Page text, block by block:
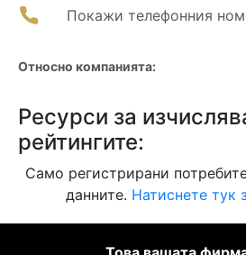
Покажи телефонния
Относно компанията:
Ресурси за
рейтингите:
Само регистрирани
данните. Натиснете тук